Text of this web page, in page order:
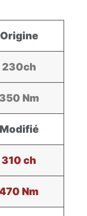
Origine
230ch
350 Nm
Modifié
310 ch
Nm